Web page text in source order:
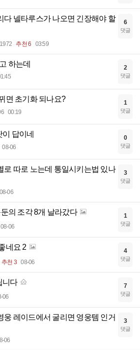
다 넬타루스가 나오면 긴장해야 할
추천 6 03:59
6
댓글
하는데 2
댓글
면 초기화 되나요?
00:19
1
댓글
답이네
08-06
0
댓글
로 따로 노는데 통일시키는법 있나
08-06
3
댓글
의 조각 8개 날라갔다
08-06
1
댓글
네요 2
추천 3 08-06
4
댓글
니다
06
7
댓글
웅 레이드에서 굴리면 영웅템 인거
06
3
댓글